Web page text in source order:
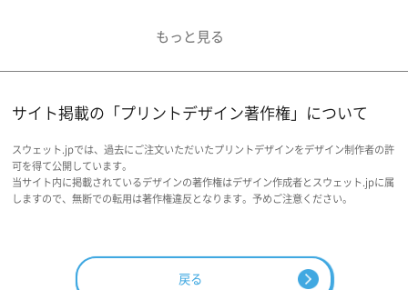
サイト掲載の「プリントデザイン著作権」について
スウェット.jpでは、過去にご注文いただいたプリントデザインをデザイン制作者の許
可を得て公開しています。
当サイト内に掲載されているデザインの著作権はデザイン作成者とスウェット.jpに属
しますので、無断での転用は著作権違反となります。予めご注意ください。
戻る